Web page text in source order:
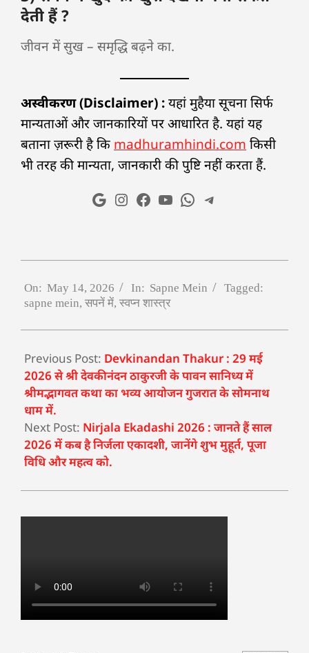
देती हैं ?
जीवन में सुख – समृद्धि बढ़ने का.
अस्वीकरण (Disclaimer) :यहां मुहैया सूचना सिर्फ
मान्यताओं और जानकारियों पर आधारित है. यहां यह
बताना ज़रूरी है कि madhuramhindi.com किसी
भी तरह की मान्यता, जानकारी की पुष्टि नहीं करता हैं.
On: May 14, 2026 In: Sapne Mein
Tagged:
sapne mein, सपनें में, स्वप्न शास्त्र
Previous Post: Devkinandan Thakur : 29 मई
2026 से श्री देवकीनंदन ठाकुरजी के पावन सानिध्य में
श्रीमद्भागवत कथा का भव्य आयोजन गुजरात के सोमनाथ
धाम में.
Next Post: Nirjala Ekadashi 2026 : जानते हैं साल
2026 में कब है निर्जला एकादशी, जानेंगे शुभ मुहूर्त, पूजा
विधि और महत्व को.